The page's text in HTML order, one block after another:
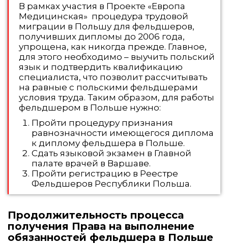
В рамках участия в Проекте «Европа
Медицинская» процедура трудовой
миграции в Польшу для фельдшеров,
получивших дипломы до 2006 года,
упрощена, как никогда прежде. Главное,
для этого необходимо – выучить польский
язык и подтвердить квалификацию
специалиста, что позволит рассчитывать
на равные с польскими фельдшерами
условия труда. Таким образом, для работы
фельдшером в Польше нужно:
Пройти процедуру признания
равнозначности имеющегося диплома
к диплому фельдшера в Польше.
Сдать языковой экзамен в Главной
палате врачей в Варшаве.
Пройти регистрацию в Реестре
Фельдшеров Республики Польша.
Продолжительность процесса
получения Права на выполнение
обязанностей фельдшера в Польше